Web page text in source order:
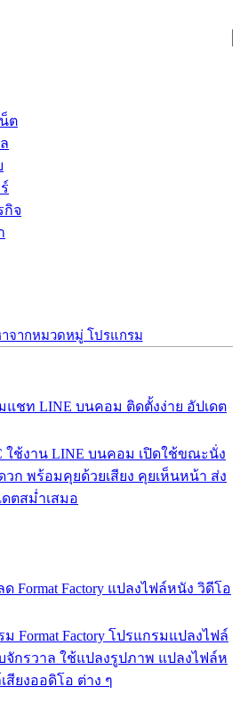
ต
กิจ
จากหมวดหมู่ โปรแกรม
แชท LINE บนคอม ติดตั้งง่าย อัปเดต
ใช้งาน LINE บนคอม เปิดใช้ขณะนั่ง
วก พร้อมคุยด้วยเสียง คุยเห็นหน้า ส่ง
ตสม่ำเสมอ
ด Format Factory แปลงไฟล์หนัง วิดีโอ
Format Factory โปรแกรมแปลงไฟล์
จักรวาล ใช้แปลงรูปภาพ แปลงไฟล์ห
สียงออดิโอ ต่าง ๆ